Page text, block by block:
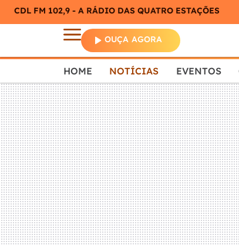
CDL FM 102,9 - A RÁDIO DAS QUATRO ESTAÇÕES
OUÇA AGORA
HOME NOTÍCIAS EVENTOS